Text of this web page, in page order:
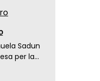
Sadun
per la